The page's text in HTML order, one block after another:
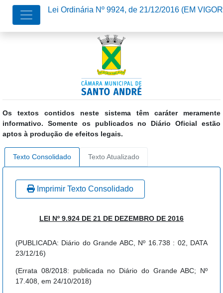
Os textos contidos neste sistema têm caráter meramente
informativo. Somente os publicados no Diário Oficial estão
aptos à produção de efeitos legais.
Lei Ordinária Nº 9924, de 21/12/2016 (EM
Texto Consolidado Texto Atualizado
Imprimir Texto Consolidado
LEI Nº 9.924 DE 21 DE DEZEMBRO DE 2016
(PUBLICADA: Diário do Grande ABC, Nº 16.738 : 02, DATA
23/12/16)
(Errata 08/2018: publicada no Diário do Grande ABC; Nº
17.408, em 24/10/2018)